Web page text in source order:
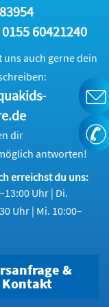
0155 60421240
uns auch gerne dein
dir
antworten!
erreichst du uns:
Uhr | Di.
Uhr | Mi. 10:00–
&
Kontakt